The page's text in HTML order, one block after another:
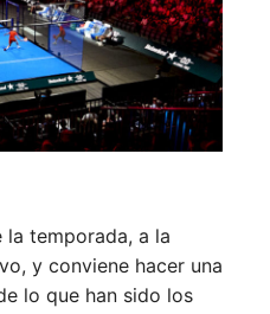
la temporada, a la
y conviene hacer una
lo que han sido los